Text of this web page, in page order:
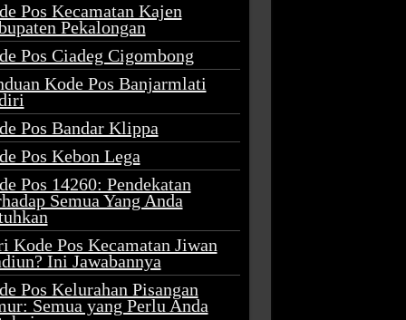
Pos Kecamatan Kajen
Pekalongan
Pos Ciadeg Cigombong
Kode Pos Banjarmlati
Pos Bandar Klippa
Pos Kebon Lega
Pos 14260: Pendekatan
Semua Yang Anda
Kode Pos Kecamatan Jiwan
Ini Jawabannya
Pos Kelurahan Pisangan
Semua yang Perlu Anda